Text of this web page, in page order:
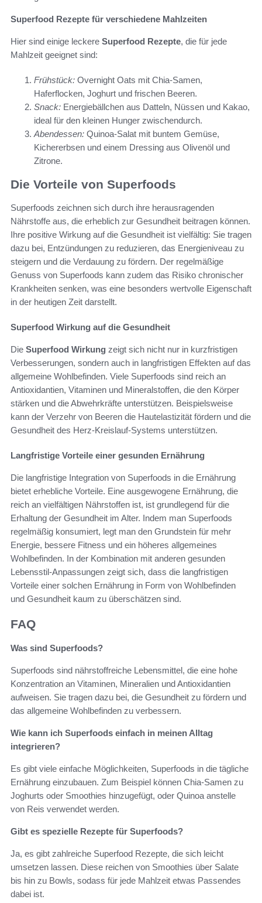
Superfood Rezepte für verschiedene Mahlzeiten
Hier sind einige leckere Superfood Rezepte, die für jede
Mahlzeit geeignet sind:
Frühstück: Overnight Oats mit Chia-Samen,
Haferflocken, Joghurt und frischen Beeren.
Snack: Energiebällchen aus Datteln, Nüssen und Kakao,
ideal für den kleinen Hunger zwischendurch.
Abendessen: Quinoa-Salat mit buntem Gemüse,
Kichererbsen und einem Dressing aus Olivenöl und
Zitrone.
Die Vorteile von Superfoods
Superfoods zeichnen sich durch ihre herausragenden
Nährstoffe aus, die erheblich zur Gesundheit beitragen können.
Ihre positive Wirkung auf die Gesundheit ist vielfältig: Sie tragen
dazu bei, Entzündungen zu reduzieren, das Energieniveau zu
steigern und die Verdauung zu fördern. Der regelmäßige
Genuss von Superfoods kann zudem das Risiko chronischer
Krankheiten senken, was eine besonders wertvolle Eigenschaft
in der heutigen Zeit darstellt.
Superfood Wirkung auf die Gesundheit
Die Superfood Wirkung zeigt sich nicht nur in kurzfristigen
Verbesserungen, sondern auch in langfristigen Effekten auf das
allgemeine Wohlbefinden. Viele Superfoods sind reich an
Antioxidantien, Vitaminen und Mineralstoffen, die den Körper
stärken und die Abwehrkräfte unterstützen. Beispielsweise
kann der Verzehr von Beeren die Hautelastizität fördern und die
Gesundheit des Herz-Kreislauf-Systems unterstützen.
Langfristige Vorteile einer gesunden Ernährung
Die langfristige Integration von Superfoods in die Ernährung
bietet erhebliche Vorteile. Eine ausgewogene Ernährung, die
reich an vielfältigen Nährstoffen ist, ist grundlegend für die
Erhaltung der Gesundheit im Alter. Indem man Superfoods
regelmäßig konsumiert, legt man den Grundstein für mehr
Energie, bessere Fitness und ein höheres allgemeines
Wohlbefinden. In der Kombination mit anderen gesunden
Lebensstil-Anpassungen zeigt sich, dass die langfristigen
Vorteile einer solchen Ernährung in Form von Wohlbefinden
und Gesundheit kaum zu überschätzen sind.
FAQ
Was sind Superfoods?
Superfoods sind nährstoffreiche Lebensmittel, die eine hohe
Konzentration an Vitaminen, Mineralien und Antioxidantien
aufweisen. Sie tragen dazu bei, die Gesundheit zu fördern und
das allgemeine Wohlbefinden zu verbessern.
Wie kann ich Superfoods einfach in meinen Alltag
integrieren?
Es gibt viele einfache Möglichkeiten, Superfoods in die tägliche
Ernährung einzubauen. Zum Beispiel können Chia-Samen zu
Joghurts oder Smoothies hinzugefügt, oder Quinoa anstelle
von Reis verwendet werden.
Gibt es spezielle Rezepte für Superfoods?
Ja, es gibt zahlreiche Superfood Rezepte, die sich leicht
umsetzen lassen. Diese reichen von Smoothies über Salate
bis hin zu Bowls, sodass für jede Mahlzeit etwas Passendes
dabei ist.